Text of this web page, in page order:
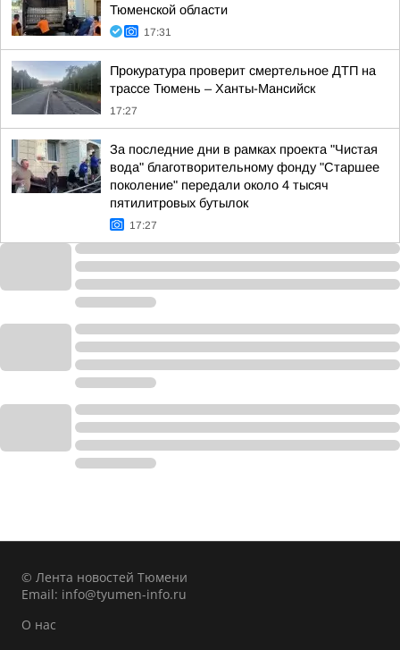
Тюменской области
17:31
Прокуратура проверит смертельное ДТП на
трассе Тюмень – Ханты-Мансийск
17:27
За последние дни в рамках проекта "Чистая
вода" благотворительному фонду "Старшее
поколение" передали около 4 тысяч
пятилитровых бутылок
17:27
© Лента новостей Тюмени
Email: info@tyumen-info.ru
О нас